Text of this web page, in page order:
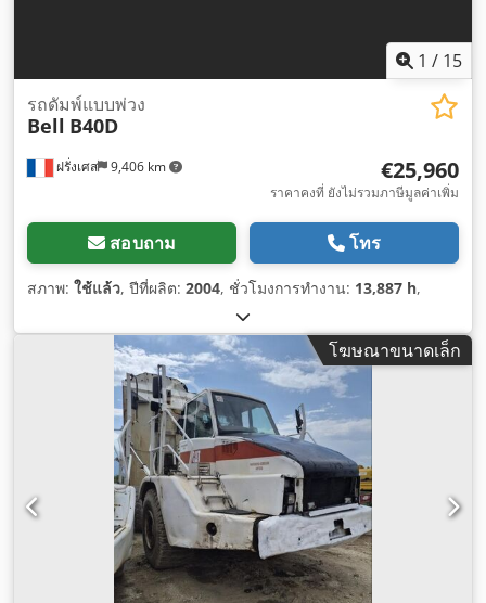
1 / 15
ฝรั่งเศส 9,406 km
รถดัมพ์แบบพ่วง
Bell B40D
€25,960
ราคาคงที่ ยังไม่รวมภาษีมูลค่าเพิ่ม
สอบถาม โทร
สภาพ: ใช้แล้ว, ปีที่ผลิต: 2004, ชั่วโมงการทำงาน: 13,887 h,
โฆษณาขนาดเล็ก